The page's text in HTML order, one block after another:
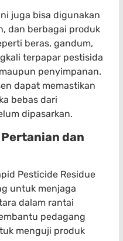
juga bisa digunakan
dan berbagai produk
beras, gandum,
terpapar pestisida
penyimpanan.
dapat memastikan
bebas dari
dipasarkan.
dan
Pesticide Residue
untuk menjaga
dalam rantai
pedagang
menguji produk